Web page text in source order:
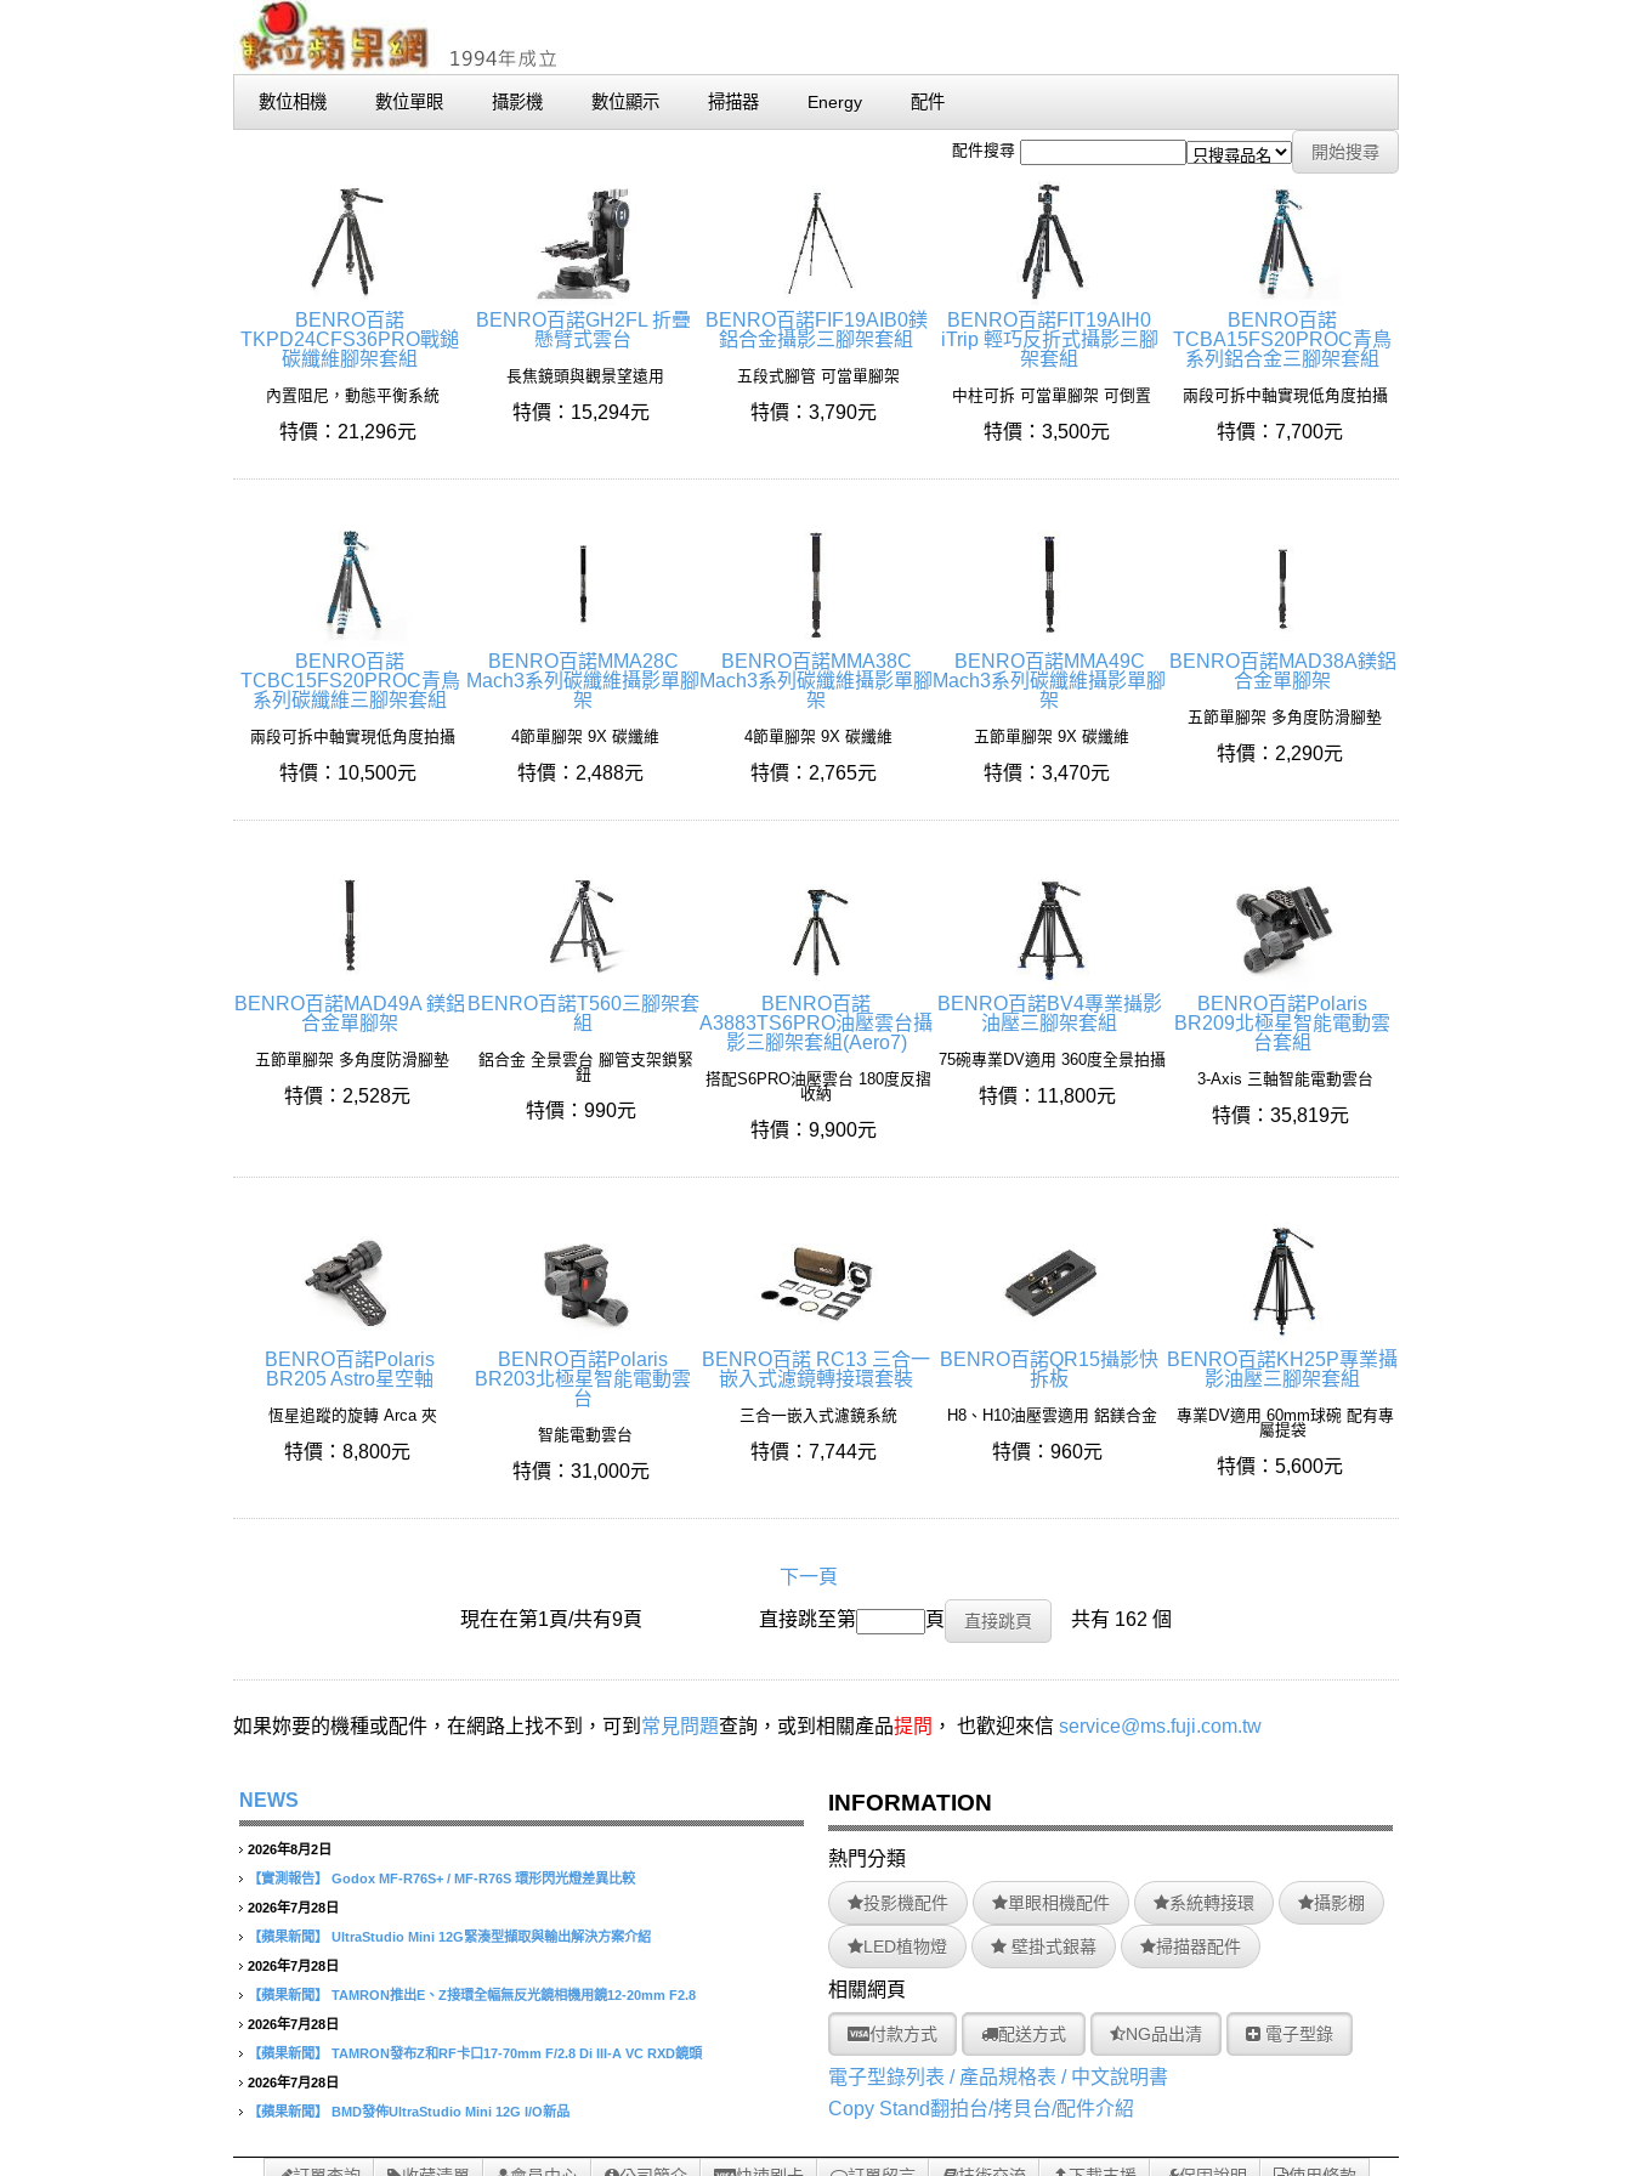
數位相機 數位單眼 攝影機 數位顯示 掃描器 Energy 配件
配件搜尋
BENRO百諾
TKPD24CFS36PRO戰鎚
碳纖維腳架套組
內置阻尼，動態平衡系統
特價：21,296元
BENRO百諾GH2FL 折疊
懸臂式雲台
長焦鏡頭與觀景望遠用
特價：15,294元
BENRO百諾FIF19AIB0鎂
鋁合金攝影三腳架套組
五段式腳管 可當單腳架
特價：3,790元
BENRO百諾FIT19AIH0
iTrip 輕巧反折式攝影三腳
架套組
中柱可拆 可當單腳架 可倒置
特價：3,500元
BENRO百諾
TCBA15FS20PROC青鳥
系列鋁合金三腳架套組
兩段可拆中軸實現低角度拍攝
特價：7,700元
BENRO百諾
TCBC15FS20PROC青鳥
系列碳纖維三腳架套組
兩段可拆中軸實現低角度拍攝
特價：10,500元
BENRO百諾MMA28C
Mach3系列碳纖維攝影單腳
架
4節單腳架 9X 碳纖維
特價：2,488元
BENRO百諾MMA38C
Mach3系列碳纖維攝影單腳
架
4節單腳架 9X 碳纖維
特價：2,765元
BENRO百諾MMA49C
Mach3系列碳纖維攝影單腳
架
五節單腳架 9X 碳纖維
特價：3,470元
BENRO百諾MAD38A鎂鋁
合金單腳架
五節單腳架 多角度防滑腳墊
特價：2,290元
BENRO百諾MAD49A 鎂鋁
合金單腳架
五節單腳架 多角度防滑腳墊
特價：2,528元
BENRO百諾T560三腳架套
組
鋁合金 全景雲台 腳管支架鎖緊
鈕
特價：990元
BENRO百諾
A3883TS6PRO油壓雲台攝
影三腳架套組(Aero7)
搭配S6PRO油壓雲台 180度反摺
收納
特價：9,900元
BENRO百諾BV4專業攝影
油壓三腳架套組
75碗專業DV適用 360度全景拍攝
特價：11,800元
BENRO百諾Polaris
BR209北極星智能電動雲
台套組
3-Axis 三軸智能電動雲台
特價：35,819元
BENRO百諾Polaris
BR205 Astro星空軸
恆星追蹤的旋轉 Arca 夾
特價：8,800元
BENRO百諾Polaris
BR203北極星智能電動雲
台
智能電動雲台
特價：31,000元
BENRO百諾 RC13 三合一
嵌入式濾鏡轉接環套裝
三合一嵌入式濾鏡系統
特價：7,744元
BENRO百諾QR15攝影快
拆板
H8、H10油壓雲適用 鋁鎂合金
特價：960元
BENRO百諾KH25P專業攝
影油壓三腳架套組
專業DV適用 60mm球碗 配有專
屬提袋
特價：5,600元
下一頁
現在在第1頁/共有9頁 直接跳至第 頁 共有 162 個
如果妳要的機種或配件，在網路上找不到，可到 常見問題查詢，或到相關產品提問 ， 也歡迎來信 service@ms.fuji.com.tw
NEWS
2026年8月2日
【實測報告】
Godox MF-R76S+ / MF-R76S 環形閃光燈差異比較
2026年7月28日
【蘋果新聞】
UltraStudio Mini 12G緊湊型擷取與輸出解決方案介紹
2026年7月28日
【蘋果新聞】
TAMRON推出E、Z接環全幅無反光鏡相機用鏡12-20mm F2.8
2026年7月28日
【蘋果新聞】
TAMRON發布Z和RF卡口17-70mm F/2.8 Di III-A VC RXD鏡頭
2026年7月28日
【蘋果新聞】
BMD發佈UltraStudio Mini 12G I/O新品
INFORMATION
熱門分類
投影機配件 單眼相機配件 系統轉接環 攝影棚
LED植物燈 壁掛式銀幕 掃描器配件
相關網頁
付款方式 配送方式 NG品出清 電子型錄
電子型錄列表 / 產品規格表 / 中文說明書
Copy Stand翻拍台/拷貝台/配件介紹